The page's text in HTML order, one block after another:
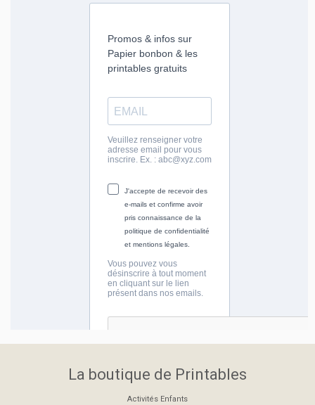
La boutique de Printables
Activités Enfants